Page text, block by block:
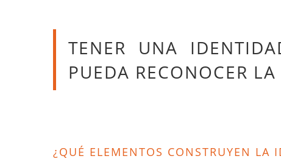
TENER UNA
PUEDA RECONOCER
¿QUÉ ELEMENTOS CONSTRUYEN LA